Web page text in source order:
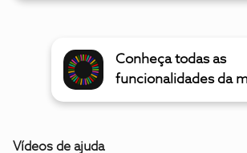
Conheça todas as
funcionalidades da
Vídeos de ajuda